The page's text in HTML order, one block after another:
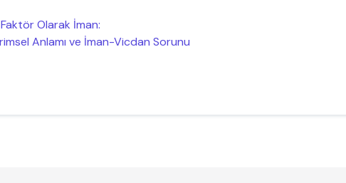
Olarak İman:
Anlamı ve İman-Vicdan Sorunu